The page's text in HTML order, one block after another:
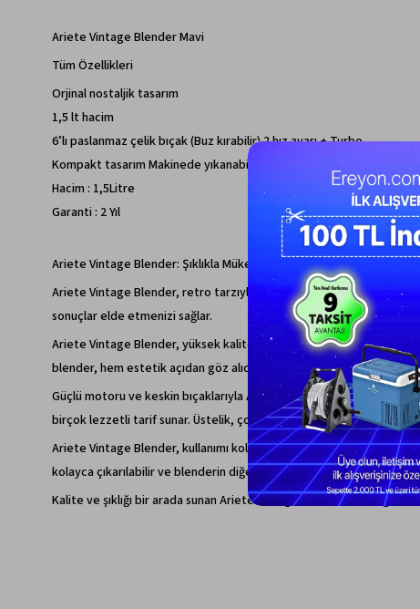
Ariete Vintage Blender Mavi
Tüm Özellikleri
Orjinal nostaljik tasarım
1,5 lt hacim
6’lı paslanmaz çelik bıçak (Buz kırabilir) 2 hız ayarı + Turbo
Kompakt tasarım Makinede yıkanabilir filtre
Hacim : 1,5Litre
Garanti : 2 Yıl
Ariete Vintage Blender: Şıklıkla Mükemmel Lezzetleri Buluşturun
Ariete Vintage Blender, retro tarzıyla mutfaklarınıza nostaljik bir
sonuçlar elde etmenizi sağlar.
Ariete Vintage Blender, yüksek kaliteli malzemelerden üretilmiş
blender, hem estetik açıdan göz alıcıdır hem de günlük mutfak
Güçlü motoru ve keskin bıçaklarıyla Ariete Vintage Blender, çeşitli
birçok lezzetli tarif sunar. Üstelik, çoklu hız ayarları ve darbeler
Ariete Vintage Blender, kullanımı kolay bir arayüze sahiptir. Basit
kolayca çıkarılabilir ve blenderin diğer parçaları bulaşık makinesinde
Kalite ve şıklığı bir arada sunan Ariete Vintage Blender,